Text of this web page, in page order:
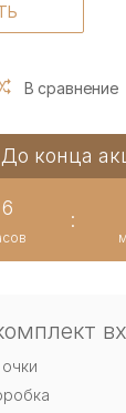
В сравнение
До конца
6
: